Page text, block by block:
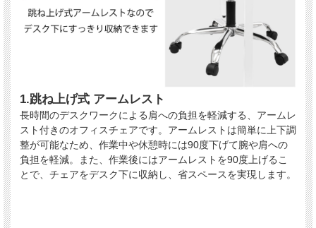
1.跳ね上げ式 アームレスト
長時間のデスクワークによる肩への負担を軽減する、アームレ
スト付きのオフィスチェアです。アームレストは簡単に上下調
整が可能なため、作業中や休憩時には90度下げて腕や肩への
負担を軽減。また、作業後にはアームレストを90度上げるこ
とで、チェアをデスク下に収納し、省スペースを実現します。